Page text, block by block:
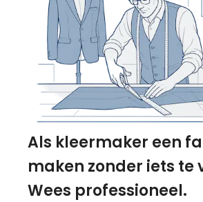
Als kleermaker een
maken zonder iets te
Wees professioneel.